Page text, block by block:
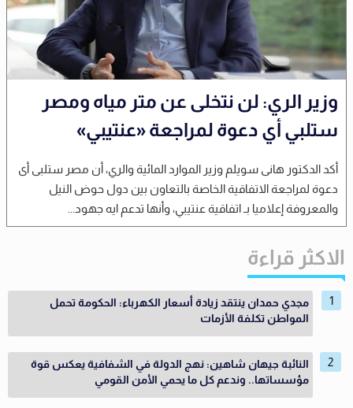
وزير الري: لن نتخلى عن متر مياه ومصر
ستلبي أي دعوة لمراجعة «عنتيبي»
أكد الدكتور هانى سويلم وزير الموارد المائية والري، أن مصر ستلبى أى
دعوة لمراجعة الاتفاقية الخاصة بالتعاون بين دول حوض النيل
والمعروفة إعلاميا بـ اتفاقية عنتيبي، وأنها تدعم ايه جهود...
الاكثر قراءة
مجدي حمدان ينتقد زيادة أسعار الكهرباء: الحكومة تحمل
المواطن تكلفة الأزمات
النائبة جيهان شاهين: نهج الدولة في الشفافية يعكس قوة
مؤسساتها.. وندعم كل ما يحمي الأمن القومي